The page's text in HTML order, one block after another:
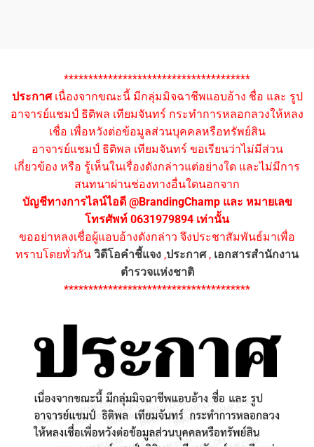
**************************************
ประกาศเนื่องจากขณะนี้ มีกลุ่มมิจฉาชีพแอบอ้าง ชื่อ และ รูป
อาจารย์แชมป์ ธิติพล เทียมจันทร์ กระทำการหลอกลวงให้หลง
เชื่อ เพื่อหวังต่อข้อมูลส่วนบุคคลหรือทรัพย์สิน
อาจารย์แชมป์ ธิติพล เทียมจันทร์ ขอเรียนว่าไม่มีส่วน
เกี่ยวข้อง หรือ รู้เห็นในเรื่องดังกล่าวแต่อย่างใด และไม่มีการ
สนทนาผ่านช่องทางอื่นใดนอกจาก
บัญชีทางการไลน์ไอดี @BrandingChamp และ หมายเลข
โทรศัพท์ 0631979894 เท่านั้น
ขออย่าหลงเชื่อผู้แอบอ้างดังกล่าว จึงประชาสัมพันธ์มาเพื่อ
ทราบโดยทั่วกัน วิดีโอคำชี้แจง ,ประกาศ, เอกสารสำนักงาน
ตำรวจแห่งชาติ
**************************************